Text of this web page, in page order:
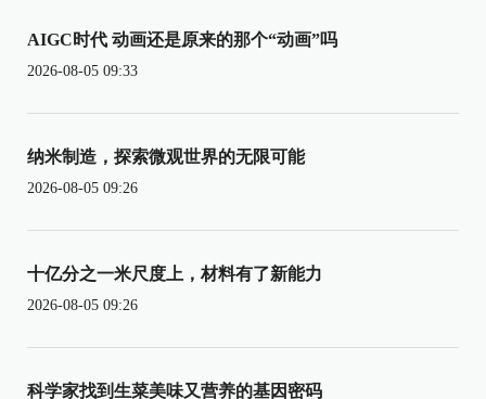
AIGC时代 动画还是原来的那个“动画”吗
2026-08-05 09:33
纳米制造，探索微观世界的无限可能
2026-08-05 09:26
十亿分之一米尺度上，材料有了新能力
2026-08-05 09:26
科学家找到生菜美味又营养的基因密码